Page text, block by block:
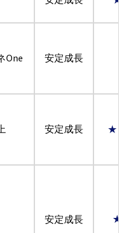
One 安定成長
安定成長
安定成長